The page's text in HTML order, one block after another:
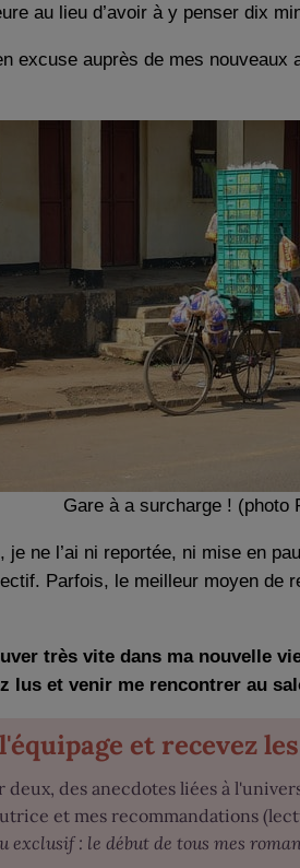
au lieu d’avoir à y penser dix
excuse auprès de mes nouveaux
Gare à a surcharge ! (photo
, je ne l’ai ni reportée, ni mise en
Parfois, le meilleur moyen de
très vite dans ma nouvelle
lus et venir me rencontrer au